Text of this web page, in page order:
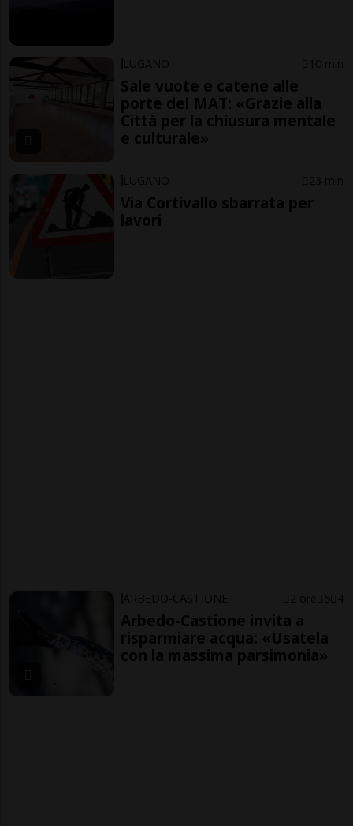
LUGANO 10 min
Sale vuote e catene alle
porte del MAT: «Grazie alla
Città per la chiusura mentale
e culturale»
LUGANO 23 min
Via Cortivallo sbarrata per
lavori
ARBEDO-CASTIONE 2 ore 5 4
Arbedo-Castione invita a
risparmiare acqua: «Usatela
con la massima parsimonia»